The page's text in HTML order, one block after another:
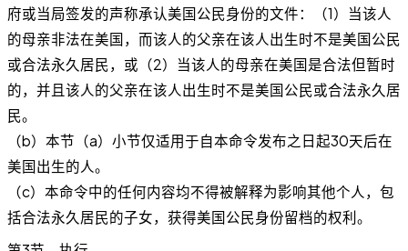
府或当局签发的声称承认美国公民身份的文件：（1）当该人
的母亲非法在美国，而该人的父亲在该人出生时不是美国公民
或合法永久居民，或（2）当该人的母亲在美国是合法但暂时
的，并且该人的父亲在该人出生时不是美国公民或合法永久居
民。
（b）本节（a）小节仅适用于自本命令发布之日起30天后在
美国出生的人。
（c）本命令中的任何内容均不得被解释为影响其他个人，包
括合法永久居民的子女，获得美国公民身份留档的权利。